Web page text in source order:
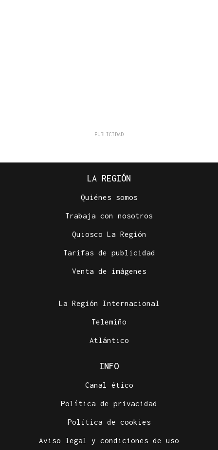
LA REGIÓN
Quiénes somos
Trabaja con nosotros
Quiosco La Región
Tarifas de publicidad
Venta de imágenes
La Región Internacional
Telemiño
Atlántico
INFO
Canal ético
Política de privacidad
Política de cookies
Aviso legal y condiciones de uso